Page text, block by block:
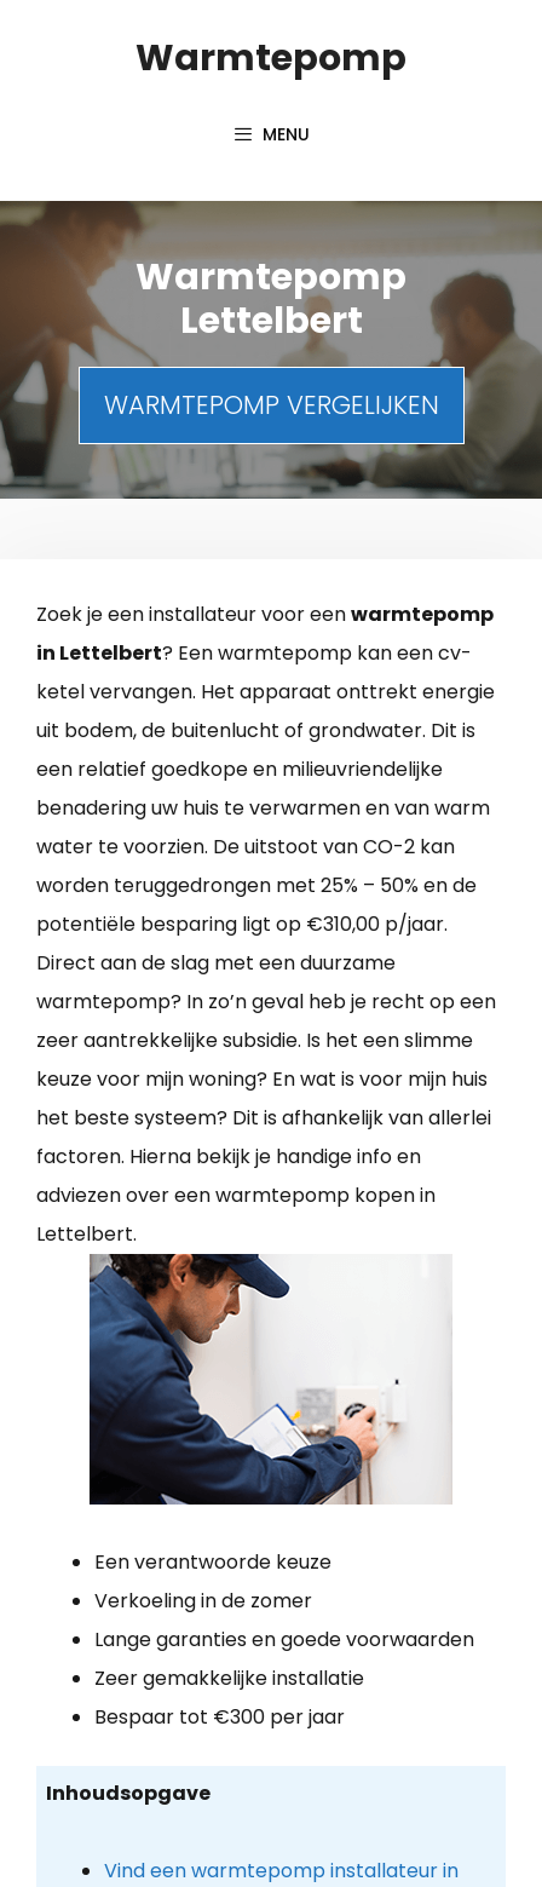
Warmtepomp
MENU
Warmtepomp
Lettelbert
WARMTEPOMP VERGELIJKEN
Zoek je een installateur voor eenwarmtepomp
in Lettelbert? Een warmtepomp kan een cv-
ketel vervangen. Het apparaat onttrekt energie
uit bodem, de buitenlucht of grondwater. Dit is
een relatief goedkope en milieuvriendelijke
benadering uw huis te verwarmen en van warm
water te voorzien. De uitstoot van CO-2 kan
worden teruggedrongen met 25% – 50% en de
potentiële besparing ligt op €310,00 p/jaar.
Direct aan de slag met een duurzame
warmtepomp? In zo’n geval heb je recht op een
zeer aantrekkelijke subsidie. Is het een slimme
keuze voor mijn woning? En wat is voor mijn huis
het beste systeem? Dit is afhankelijk van allerlei
factoren. Hierna bekijk je handige info en
adviezen over een warmtepomp kopen in
Lettelbert.
Een verantwoorde keuze
Verkoeling in de zomer
Lange garanties en goede voorwaarden
Zeer gemakkelijke installatie
Bespaar tot €300 per jaar
Inhoudsopgave
Vind een warmtepomp installateur in